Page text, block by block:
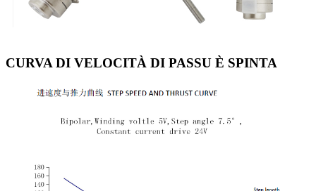
CURVA DI VELOCITÀ DI PASSU È SPINTA